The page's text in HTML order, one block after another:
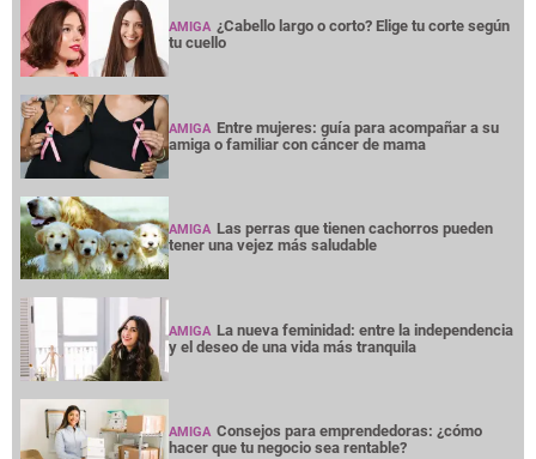
AMIGA ¿Cabello largo o corto? Elige tu corte según
tu cuello
AMIGA Entre mujeres: guía para acompañar a su
amiga o familiar con cáncer de mama
AMIGA Las perras que tienen cachorros pueden
tener una vejez más saludable
AMIGA La nueva feminidad: entre la independencia
y el deseo de una vida más tranquila
AMIGA Consejos para emprendedoras: ¿cómo
hacer que tu negocio sea rentable?